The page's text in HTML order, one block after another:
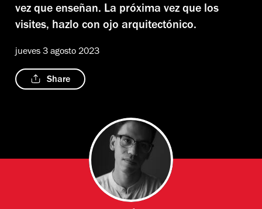
vez que enseñan. La próxima vez que los
visites, hazlo con ojo arquitectónico.
jueves 3 agosto 2023
Share